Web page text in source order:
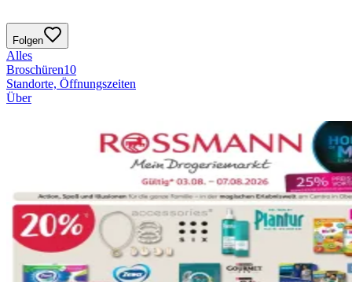
Folgen
Alles
Broschüren10
Standorte, Öffnungszeiten
Über